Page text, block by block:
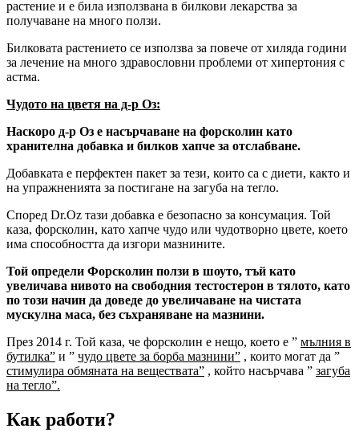
растение и е била използвана в билкови лекарства за
получаване на много ползи.
Билковата растението се използва за повече от хиляда години
за лечение на много здравословни проблеми от хипертония с
астма.
Чудото на цветя на д-р Оз:
Наскоро д-р Оз е насърчаване на форсколин като
хранителна добавка и билков хапче за отслабване.
Добавката е перфектен пакет за тези, които са с диети, както и
на упражненията за постигане на загуба на тегло.
Според Dr.Oz тази добавка е безопасно за консумация. Той
каза, форсколин, като хапче чудо или чудотворно цвете, което
има способността да изгори мазнините.
Той определи Форсколин ползи в шоуто, тъй като
увеличава нивото на свободния тестостерон в тялото, като
по този начин да доведе до увеличаване на чистата
мускулна маса, без съхраняване на мазнини.
През 2014 г. Той каза, че форсколин е нещо, което е ” мълния в
бутилка” и ” чудо цвете за борба мазнини” , които могат да ”
стимулира обмяната на веществата” , който насърчава ” загуба
на тегло”.
Как работи?